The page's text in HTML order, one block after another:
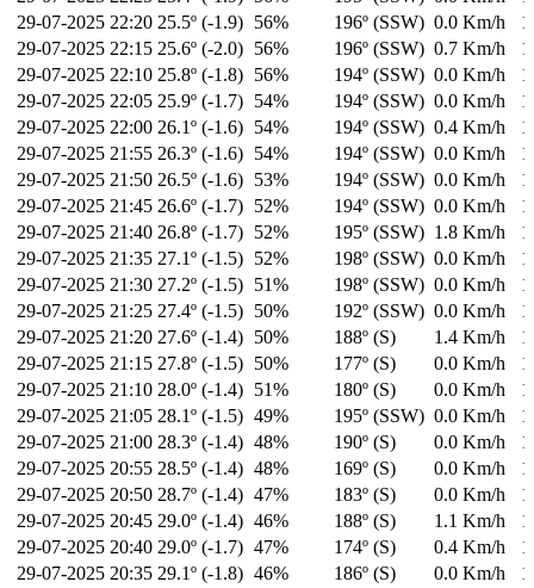
29-07-2025 22:20 25.5º (-1.9) 56% 196º (SSW) 0.0 Km/h
29-07-2025 22:15 25.6º (-2.0) 56% 196º (SSW) 0.7 Km/h
29-07-2025 22:10 25.8º (-1.8) 56% 194º (SSW) 0.0 Km/h
29-07-2025 22:05 25.9º (-1.7) 54% 194º (SSW) 0.0 Km/h
29-07-2025 22:00 26.1º (-1.6) 54% 194º (SSW) 0.4 Km/h
29-07-2025 21:55 26.3º (-1.6) 54% 194º (SSW) 0.0 Km/h
29-07-2025 21:50 26.5º (-1.6) 53% 194º (SSW) 0.0 Km/h
29-07-2025 21:45 26.6º (-1.7) 52% 194º (SSW) 0.0 Km/h
29-07-2025 21:40 26.8º (-1.7) 52% 195º (SSW) 1.8 Km/h
29-07-2025 21:35 27.1º (-1.5) 52% 198º (SSW) 0.0 Km/h
29-07-2025 21:30 27.2º (-1.5) 51% 198º (SSW) 0.0 Km/h
29-07-2025 21:25 27.4º (-1.5) 50% 192º (SSW) 0.0 Km/h
29-07-2025 21:20 27.6º (-1.4) 50% 188º (S) 1.4 Km/h
29-07-2025 21:15 27.8º (-1.5) 50% 177º (S) 0.0 Km/h
29-07-2025 21:10 28.0º (-1.4) 51% 180º (S) 0.0 Km/h
29-07-2025 21:05 28.1º (-1.5) 49% 195º (SSW) 0.0 Km/h
29-07-2025 21:00 28.3º (-1.4) 48% 190º (S) 0.0 Km/h
29-07-2025 20:55 28.5º (-1.4) 48% 169º (S) 0.0 Km/h
29-07-2025 20:50 28.7º (-1.4) 47% 183º (S) 0.0 Km/h
29-07-2025 20:45 29.0º (-1.4) 46% 188º (S) 1.1 Km/h
29-07-2025 20:40 29.0º (-1.7) 47% 174º (S) 0.4 Km/h
29-07-2025 20:35 29.1º (-1.8) 46% 186º (S) 0.0 Km/h